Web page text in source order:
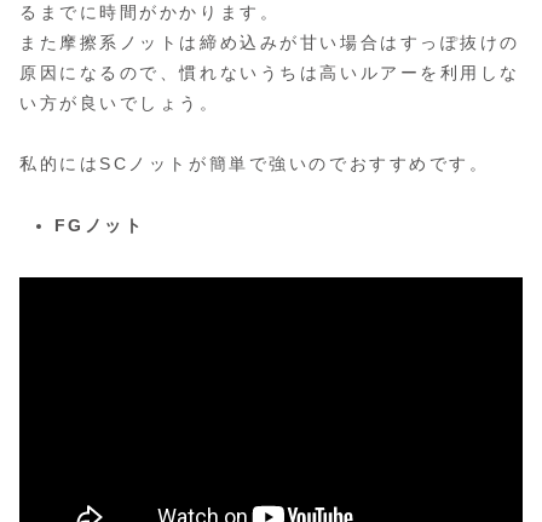
るまでに時間がかかります。
また摩擦系ノットは締め込みが甘い場合はすっぽ抜けの
原因になるので、慣れないうちは高いルアーを利用しな
い方が良いでしょう。
私的にはSCノットが簡単で強いのでおすすめです。
FGノット